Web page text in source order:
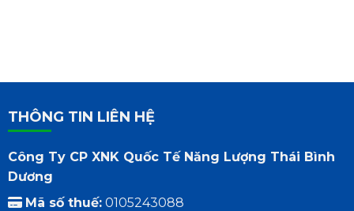
THÔNG TIN LIÊN HỆ
Công Ty CP XNK Quốc Tế Năng Lượng Thái Bình
Dương
Mã số thuế:0105243088